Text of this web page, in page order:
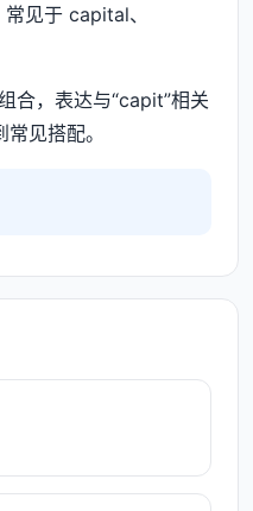
见于 capital、
合，表达与“capit”相关
见搭配。